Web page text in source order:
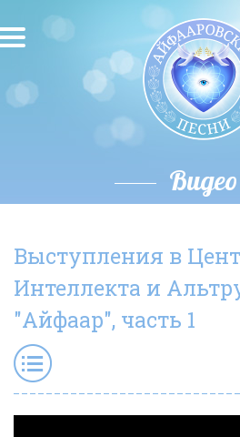
О песнях
Исполнители
О влиянии звука
Новости
Скачать
Контакты
Фотогалерея
Видео
Выступления в
Интеллекта и
"Айфаар", часть 1